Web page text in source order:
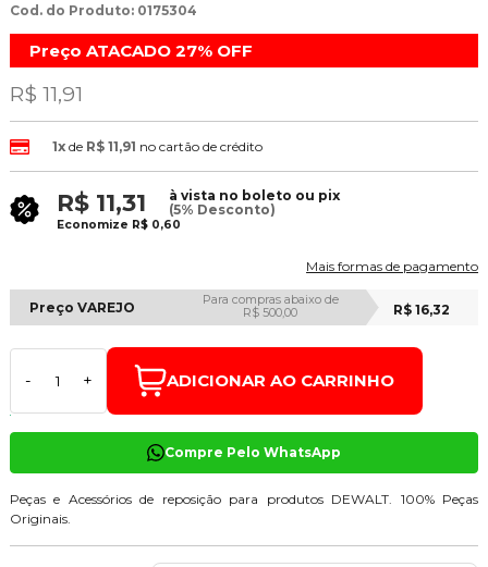
Cod. do Produto: 0175304
Preço ATACADO 27% OFF
R$ 11,91
1xde R$ 11,91 no cartão de crédito
R$ 11,31
à vista no boleto ou pix
(5% Desconto)
Economize R$ 0,60
Mais formas de pagamento
Preço VAREJO
Para compras abaixo de
R$ 500,00
R$ 16,32
- + ADICIONAR AO CARRINHO
Compre Pelo WhatsApp
Peças e Acessórios de reposição para produtos DEWALT. 100% Peças
Originais.